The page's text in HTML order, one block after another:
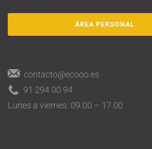
ÁREA PERSONAL
contacto@ecooo.es
91 294 00 94
Lunes a viernes: 09.00 – 17.00